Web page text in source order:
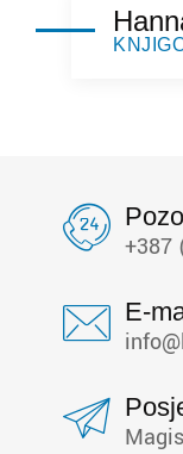
+387
E-